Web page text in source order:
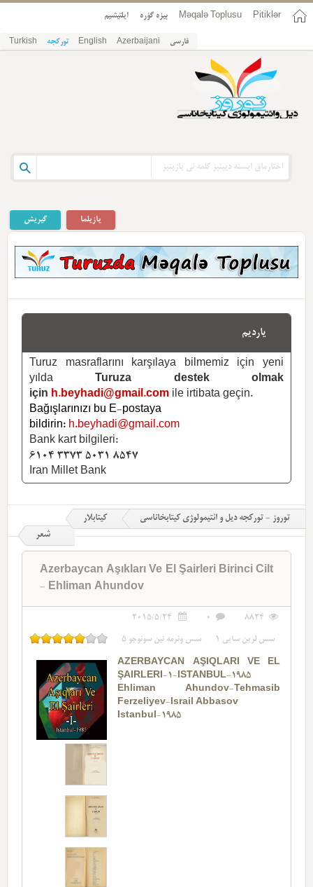
Pitiklər
Məqalə Toplusu بیزه گؤره ایلتیشیم
فارسی Azerbaijani
English تورکجه Turkish
گیریش یازیلما
یاردیم
Turuz masraflarını karşılaya bilmemiz için yeni
yılda
Turuza destek olmak
için h.beyhadi@gmail.com ile irtibata geçin.
Bağışlarınızı bu E-postaya
bildirin: h.beyhadi@gmail.com
Bank kart bilgileri:
6104 3373 5031 8547
Iran Millet Bank
توروز - تورکجه دیل و ائتیمولوژی کیتابخاناسی
کیتابلار
شعر
Azerbaycan Aşıkları Ve El Şairleri Birinci Cilt
- Ehliman Ahundov
8824
0
2015/5/24
سس لرین سایی 1 سس وئرمه نین سونوجو 5
AZERBAYCAN AŞIQLARI VE EL
ŞAIRLERI-1-ISTANBUL-1985
Ehliman Ahundov-Tehmasib
Ferzeliyev-Israil Abbasov
Istanbul-1985